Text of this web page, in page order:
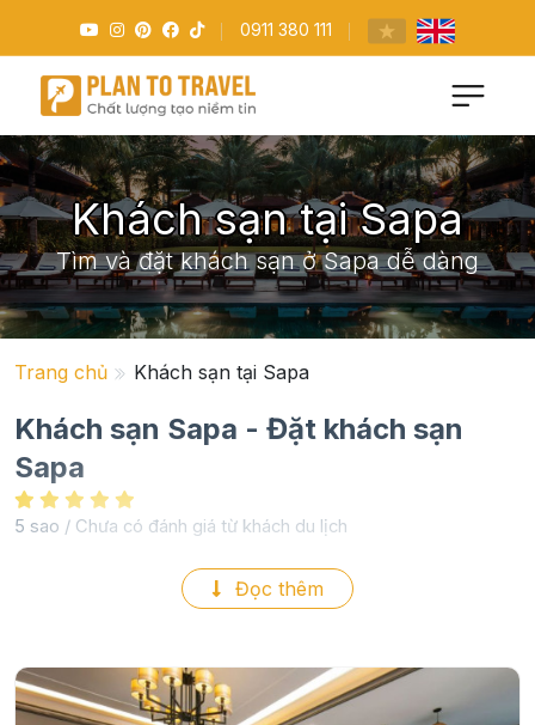
0911 380 111
Khách sạn tại Sapa
Tìm và đặt khách sạn ở Sapa dễ dàng
Trang chủ Khách sạn tại Sapa
Khách sạn Sapa - Đặt khách sạn
Sapa
5 sao / Chưa có đánh giá từ khách du lịch
Đọc thêm